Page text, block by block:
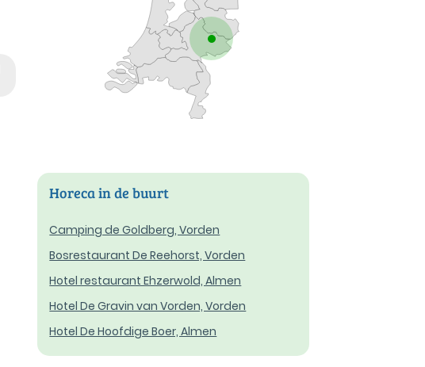
Horeca in de buurt
Camping de Goldberg, Vorden
Bosrestaurant De Reehorst, Vorden
Hotel restaurant Ehzerwold, Almen
Hotel De Gravin van Vorden, Vorden
Hotel De Hoofdige Boer, Almen